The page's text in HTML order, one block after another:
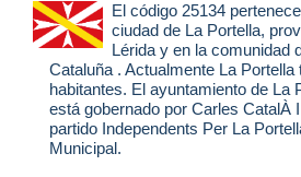
El código 25134
ciudad de La Portella,
Lérida y en la comunidad
Cataluña . Actualmente La Portella
habitantes. El ayuntamiento de La
está gobernado por Carles CatalÀ
partido Independents Per La
Municipal.